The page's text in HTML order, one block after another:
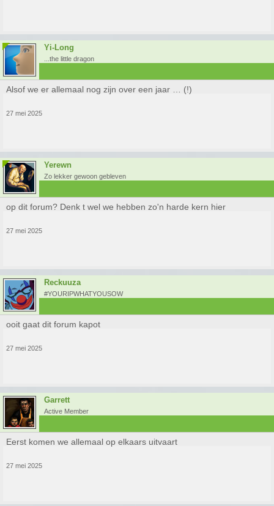
Yi-Long
...the little dragon
Alsof we er allemaal nog zijn over een jaar … (!)
27 mei 2025
Yerewn
Zo lekker gewoon gebleven
op dit forum? Denk t wel we hebben zo'n harde kern hier
27 mei 2025
Reckuuza
#YOURIPWHATYOUSOW
ooit gaat dit forum kapot
27 mei 2025
Garrett
Active Member
Eerst komen we allemaal op elkaars uitvaart
27 mei 2025